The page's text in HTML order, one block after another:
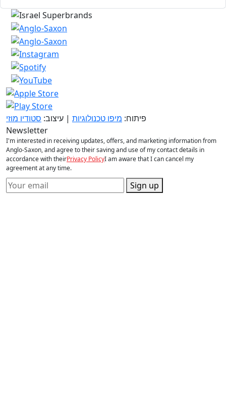
פיתוח: מיפו טכנולוגיות | עיצוב: סטודיו מוזי
Newsletter
I'm interested in receiving updates, offers, and marketing information from
Anglo-Saxon, and agree to their saving and use of my contact details in
accordance with theirPrivacy PolicyI am aware that I can cancel my
agreement at any time.
Sign up